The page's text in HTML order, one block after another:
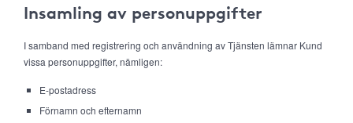
Insamling av personuppgifter
I samband med registrering och användning av Tjänsten lämnar Kund
vissa personuppgifter, nämligen:
E-postadress
Förnamn och efternamn